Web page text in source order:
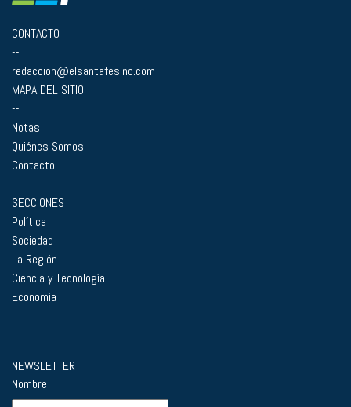
CONTACTO
--
redaccion@elsantafesino.com
MAPA DEL SITIO
--
Notas
Quiénes Somos
Contacto
-
SECCIONES
Política
Sociedad
La Región
Ciencia y Tecnología
Economía
NEWSLETTER
Nombre